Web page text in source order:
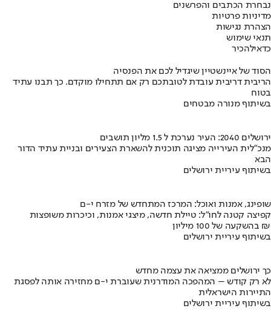
נבחרת הכתבים והפרשנים
מדיניות פרטיות
הצהרת נגישות
תנאי שימוש
כדאילהכיר
הסוד של איינשטיין שיגדיל לכם את הפנסיה
הריבית דריבית עובדת לטובתכם רק אם תתחילו מוקדם. כך תבנו עתיד
בטוח
בשיתוף מנורה מבטחים
ירושלים 2040: העיר נערכת ל 1.5 מליון תושבים
מנכ"לית העירייה מציגה תוכנית להשארת הצעירים ובניית עתיד הדור
הבא
בשיתוף עיריית ירושלים
שופינג, אמנות ואוכל: המרכז המתחדש של מזרח י-ם
קפיצה קטנה לחו"ל: טיילת חדשה, מיצגי אמנות, וכיכרות משופצות
בהשקעה של 100 מיליון ₪
בשיתוף עיריית ירושלים
כך ירושלים ממציאה את עצמה מחדש
לא רק קודש – המהפכה המודרנית שעוברת י-ם מחזירה אותה לפסגת
התיירות הישראלית
בשיתוף עיריית ירושלים